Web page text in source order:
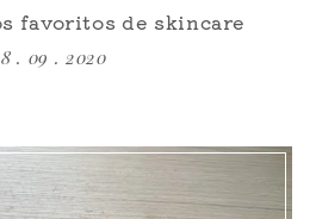
favoritos de skincare
. 09 . 2020